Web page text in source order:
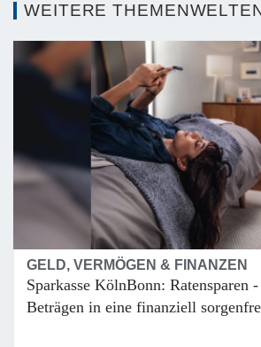
WEITERE
GELD, VERMÖGEN & FINANZEN
Sparkasse KölnBonn: Ratensparen
Beträgen in eine finanziell